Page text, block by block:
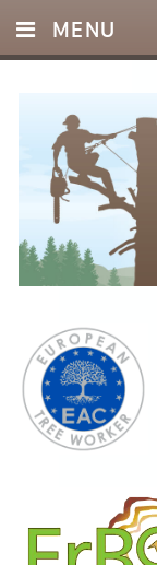
MENU
DIENSTEN
FOTO’S
OFFERTE
CONTACT